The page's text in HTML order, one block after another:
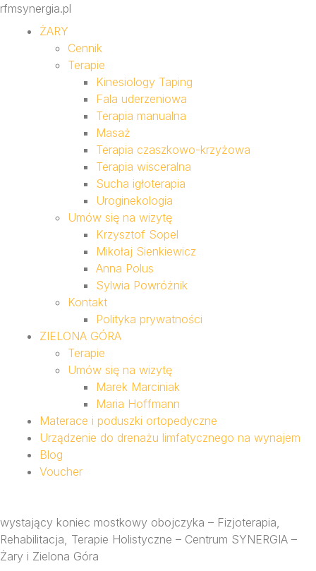
rfmsynergia.pl
ŻARY
Cennik
Terapie
Kinesiology Taping
Fala uderzeniowa
Terapia manualna
Masaż
Terapia czaszkowo-krzyżowa
Terapia wisceralna
Sucha igłoterapia
Uroginekologia
Umów się na wizytę
Krzysztof Sopel
Mikołaj Sienkiewicz
Anna Polus
Sylwia Powróżnik
Kontakt
Polityka prywatności
ZIELONA GÓRA
Terapie
Umów się na wizytę
Marek Marciniak
Maria Hoffmann
Materace i poduszki ortopedyczne
Urządzenie do drenażu limfatycznego na wynajem
Blog
Voucher
wystający koniec mostkowy obojczyka – Fizjoterapia,
Rehabilitacja, Terapie Holistyczne – Centrum SYNERGIA –
Żary i Zielona Góra